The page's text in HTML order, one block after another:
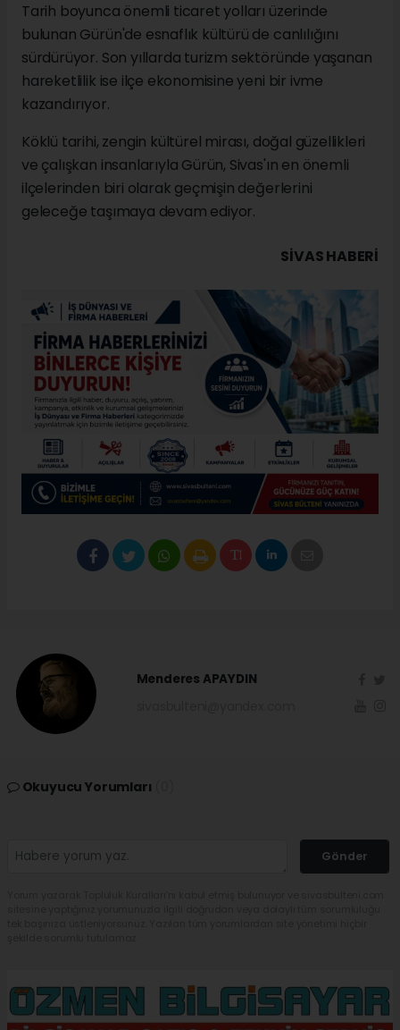
Tarih boyunca önemli ticaret yolları üzerinde
bulunan Gürün'de esnaflık kültürü de canlılığını
sürdürüyor. Son yıllarda turizm sektöründe yaşanan
hareketlilik ise ilçe ekonomisine yeni bir ivme
kazandırıyor.
Köklü tarihi, zengin kültürel mirası, doğal güzellikleri
ve çalışkan insanlarıyla Gürün, Sivas'ın en önemli
ilçelerinden biri olarak geçmişin değerlerini
geleceğe taşımaya devam ediyor.
SIVAS HABERİ
Menderes APAYDIN
Okuyucu Yorumları
Gönder